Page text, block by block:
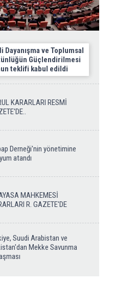
Dayanışma ve Toplumsal
Güçlendirilmesi
teklifi kabul edildi
KARARLARI RESMİ
Derneği'nin yönetimine
atandı
MAHKEMESİ
R. GAZETE'DE
Suudi Arabistan ve
Mekke Savunma